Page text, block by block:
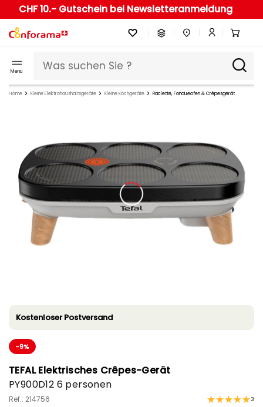
CHF 10.- Gutschein bei Newsletteranmeldung
Menü
Home Kleine Elektrohaushaltsgeräte Kleine Kochgeräte Raclette, Fondueofen & Crêpesgerät
Kostenloser Postversand
-9%
TEFAL Elektrisches Crêpes-Gerät
PY900D12 6 personen
Ref.: 214756 3